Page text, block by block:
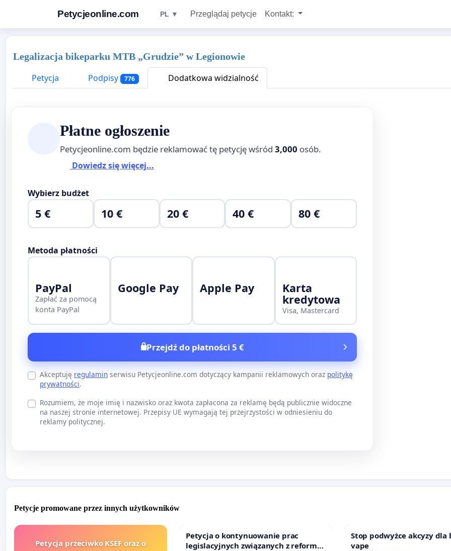
Petycjeonline.com PL ▼ Przeglądaj petycje Kontakt:
Legalizacja bikeparku MTB „Grudzie” w Legionowie
Petycja
Podpisy 776 Dodatkowa widzialność
Płatne ogłoszenie
Petycjeonline.com będzie reklamować tę petycję wśród 3,000 osób.
Dowiedz się więcej...
Wybierz budżet
5 € 10 € 20 € 40 € 80 €
Metoda płatności
PayPal
Zapłać za pomocą
konta PayPal
Google Pay Apple Pay Karta
kredytowa
Visa, Mastercard
Przejdź do płatności 5 €
Akceptuję regulamin serwisu Petycjeonline.com dotyczący kampanii reklamowych oraz politykę
prywatności.
Rozumiem, że moje imię i nazwisko oraz kwota zapłacona za reklamę będą publicznie widoczne
na naszej stronie internetowej. Przepisy UE wymagają tej przejrzystości w odniesieniu do
reklamy politycznej.
Petycje promowane przez innych użytkowników
Petycja przeciwko KSEF oraz o
Petycja o kontynuowanie prac
legislacyjnych związanych z reformą
Stop podwyżce akcyzy dla
vape